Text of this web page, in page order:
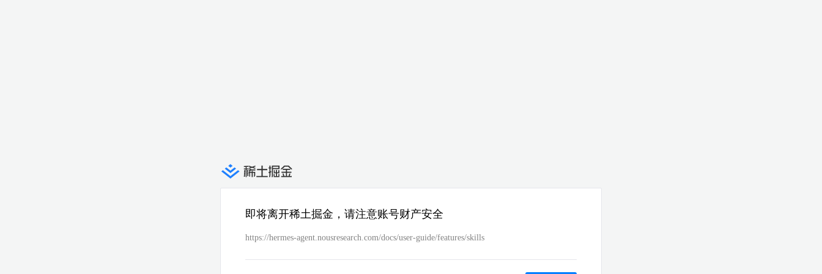
即将离开稀土掘金，请注意账号财产安全
https://hermes-agent.nousresearch.com/docs/user-guide/features/skills